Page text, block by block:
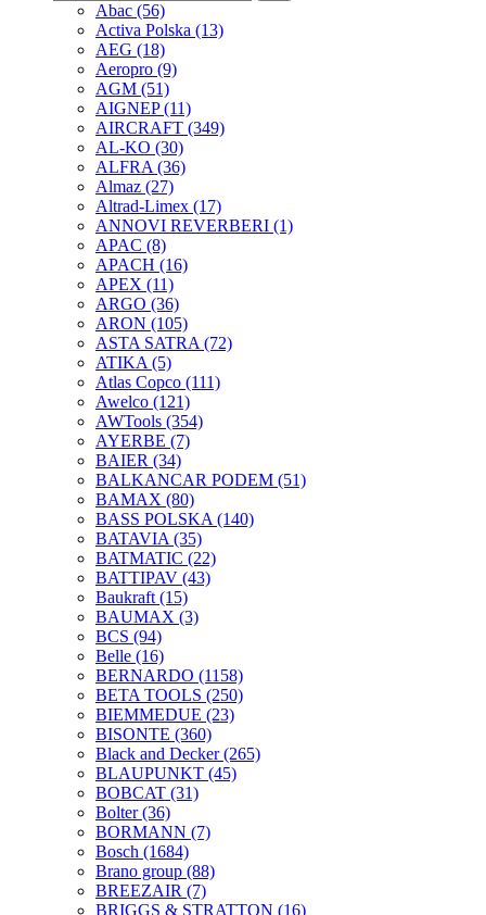
Abac (56)
Activa Polska (13)
AEG (18)
Aeropro (9)
AGM (51)
AIGNEP(11)
AIRCRAFT (349)
AL-KO (30)
ALFRA (36)
Almaz (27)
Altrad-Limex (17)
ANNOVI REVERBERI (1)
APAC (8)
APACH (16)
APEX (11)
ARGO (36)
ARON (105)
ASTA SATRA (72)
ATIKA (5)
Atlas Copco (111)
Awelco (121)
AWTools (354)
AYERBE (7)
BAIER (34)
BALKANCAR PODEM (51)
BAMAX (80)
BASS POLSKA (140)
BATAVIA (35)
BATMATIC (22)
BATTIPAV (43)
Baukraft (15)
BAUMAX (3)
BCS (94)
Belle (16)
BERNARDO (1158)
BETA TOOLS (250)
BIEMMEDUE (23)
BISONTE (360)
Black and Decker(265)
BLAUPUNKT (45)
BOBCAT (31)
Bolter(36)
BORMANN (7)
Bosch (1684)
Brano group (88)
BREEZAIR (7)
BRIGGS & STRATTON (16)